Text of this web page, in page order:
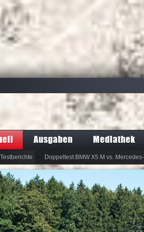
Mediadaten Abo
Ausgaben Mediathek
Testberichte Doppeltest:BMW X5 M vs.